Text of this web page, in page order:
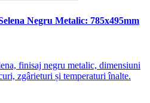
Negru Metalic: 785x495mm
finisaj negru metalic, dimensiuni
zgârieturi și temperaturi înalte.